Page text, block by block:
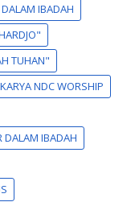
IBADAH
TUHAN"
NDC WORSHIP
DALAM IBADAH